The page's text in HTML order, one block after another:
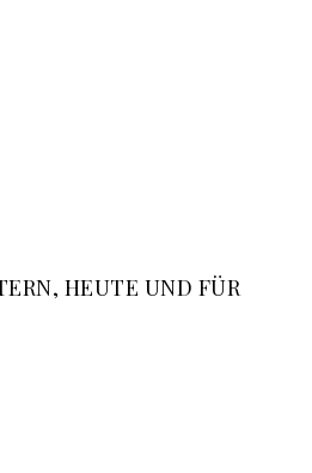
HEUTE UND FÜR